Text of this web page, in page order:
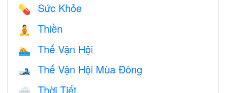
💊 Sức Khỏe
🧘 Thiền
🏊 Thế Vận Hội
🎿 Thế Vận Hội Mùa Đông
Thời Tiết